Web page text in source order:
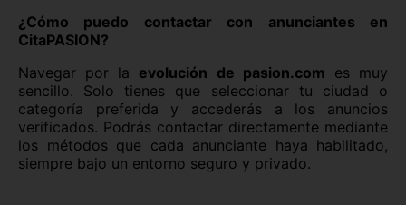
¿Cómo puedo contactar con anunciantes en
CitaPASION?
Navegar por la evolución de pasion.com es muy
sencillo. Solo tienes que seleccionar tu ciudad o
categoría preferida y accederás a los anuncios
verificados. Podrás contactar directamente mediante
los métodos que cada anunciante haya habilitado,
siempre bajo un entorno seguro y privado.